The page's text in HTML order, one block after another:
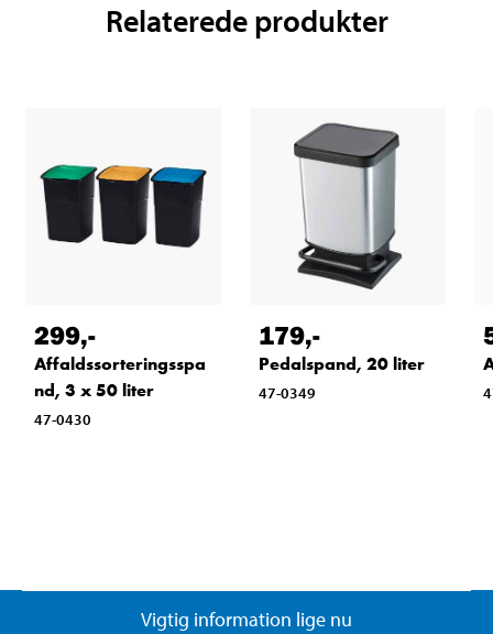
Relaterede produkter
299,-
Affaldssorteringsspa
nd, 3 x 50 liter
47-0430
179,-
Pedalspand, 20 liter
47-0349
Vigtig information lige nu